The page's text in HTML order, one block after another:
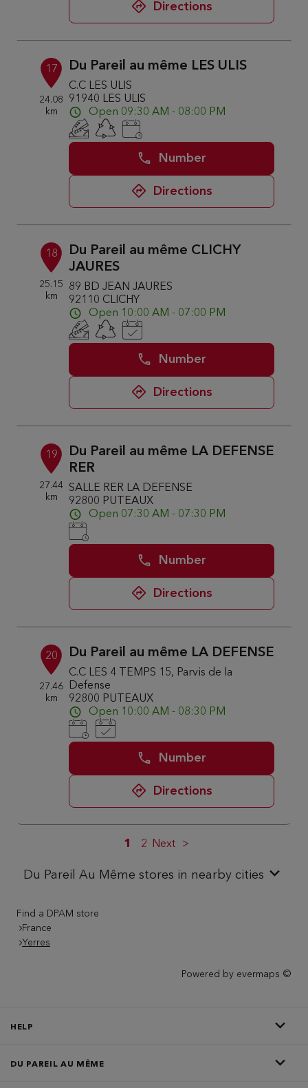
Directions
17
24.08
km
Du Pareil au même LES ULIS
C.C LES ULIS
91940 LES ULIS
Open 09:30 AM - 08:00 PM
Number
Directions
18
25.15
km
Du Pareil au même CLICHY
JAURES
89 BD JEAN JAURES
92110 CLICHY
Open 10:00 AM - 07:00 PM
Number
Directions
19
27.44
km
Du Pareil au même LA DEFENSE
RER
SALLE RER LA DEFENSE
92800 PUTEAUX
Open 07:30 AM - 07:30 PM
Number
Directions
20
27.46
km
Du Pareil au même LA DEFENSE
C.C LES 4 TEMPS 15, Parvis de la
Defense
92800 PUTEAUX
Open 10:00 AM - 08:30 PM
Number
Directions
1 2 Next
Du Pareil Au Même stores in nearby cities
Find a DPAM store
France
Yerres
Powered by evermaps ©
HELP
DU PAREIL AU MÊME